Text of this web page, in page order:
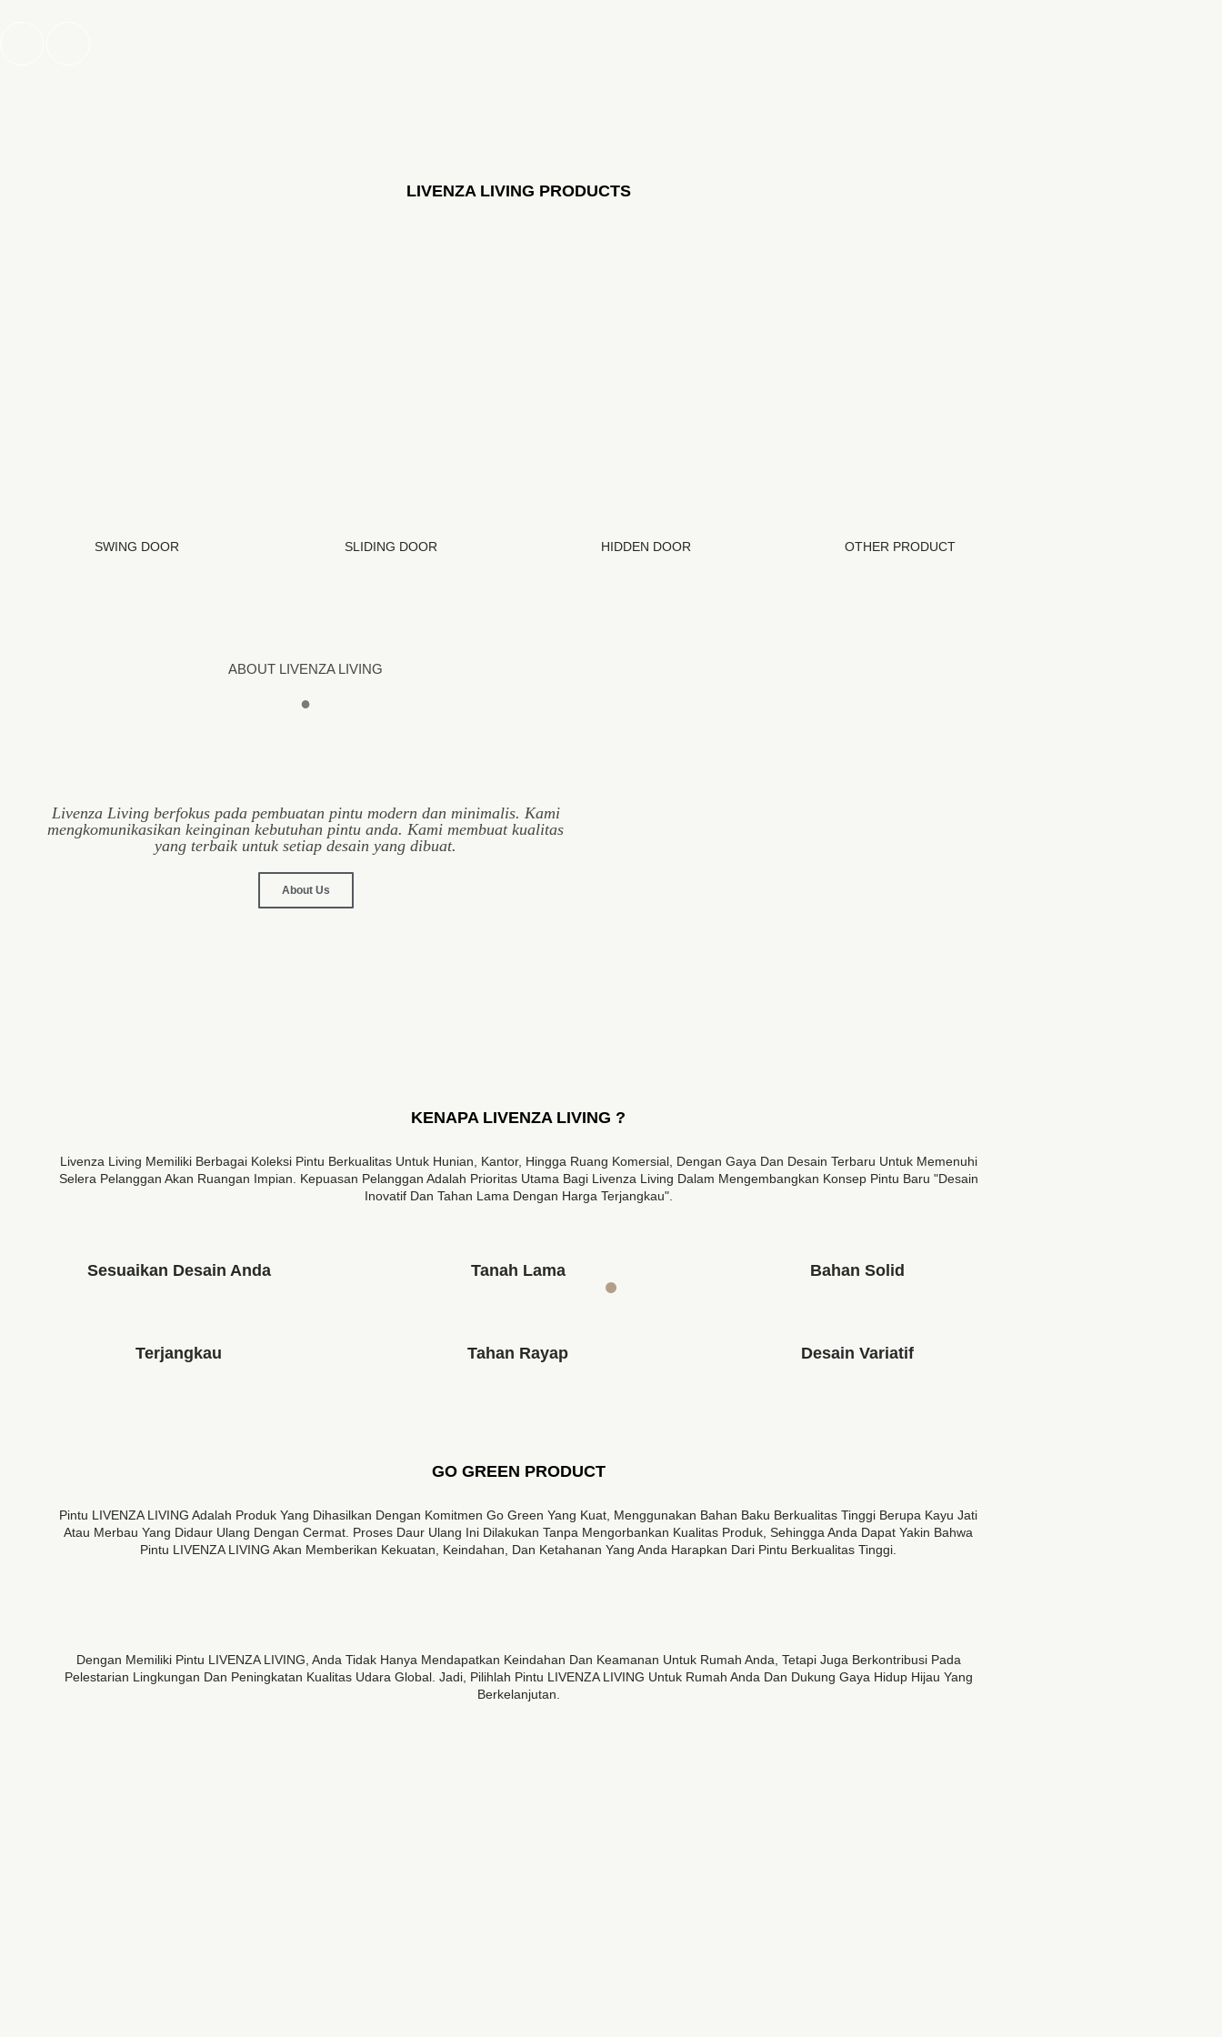
LIVENZA LIVING PRODUCTS
SWING DOOR SLIDING DOOR HIDDEN DOOR OTHER PRODUCT
ABOUT LIVENZA LIVING
●
Livenza Living berfokus pada pembuatan pintu modern dan minimalis. Kami
mengkomunikasikan keinginan kebutuhan pintu anda. Kami membuat kualitas
yang terbaik untuk setiap desain yang dibuat.
About Us
KENAPA LIVENZA LIVING ?
Livenza Living Memiliki Berbagai Koleksi Pintu Berkualitas Untuk Hunian, Kantor, Hingga Ruang Komersial, Dengan Gaya Dan Desain Terbaru Untuk Memenuhi
Selera Pelanggan Akan Ruangan Impian. Kepuasan Pelanggan Adalah Prioritas Utama Bagi Livenza Living Dalam Mengembangkan Konsep Pintu Baru "desain
Inovatif Dan Tahan Lama Dengan Harga Terjangkau".
Sesuaikan Desain Anda Tanah Lama Bahan Solid
Terjangkau Tahan Rayap Desain Variatif
GO GREEN PRODUCT
Pintu LIVENZA LIVING Adalah Produk Yang Dihasilkan Dengan Komitmen Go Green Yang Kuat, Menggunakan Bahan Baku Berkualitas Tinggi Berupa Kayu Jati
Atau Merbau Yang Didaur Ulang Dengan Cermat. Proses Daur Ulang Ini Dilakukan Tanpa Mengorbankan Kualitas Produk, Sehingga Anda Dapat Yakin Bahwa
Pintu LIVENZA LIVING Akan Memberikan Kekuatan, Keindahan, Dan Ketahanan Yang Anda Harapkan Dari Pintu Berkualitas Tinggi.
Dengan Memiliki Pintu LIVENZA LIVING, Anda Tidak Hanya Mendapatkan Keindahan Dan Keamanan Untuk Rumah Anda, Tetapi Juga Berkontribusi Pada
Pelestarian Lingkungan Dan Peningkatan Kualitas Udara Global. Jadi, Pilihlah Pintu LIVENZA LIVING Untuk Rumah Anda Dan Dukung Gaya Hidup Hijau Yang
Berkelanjutan.